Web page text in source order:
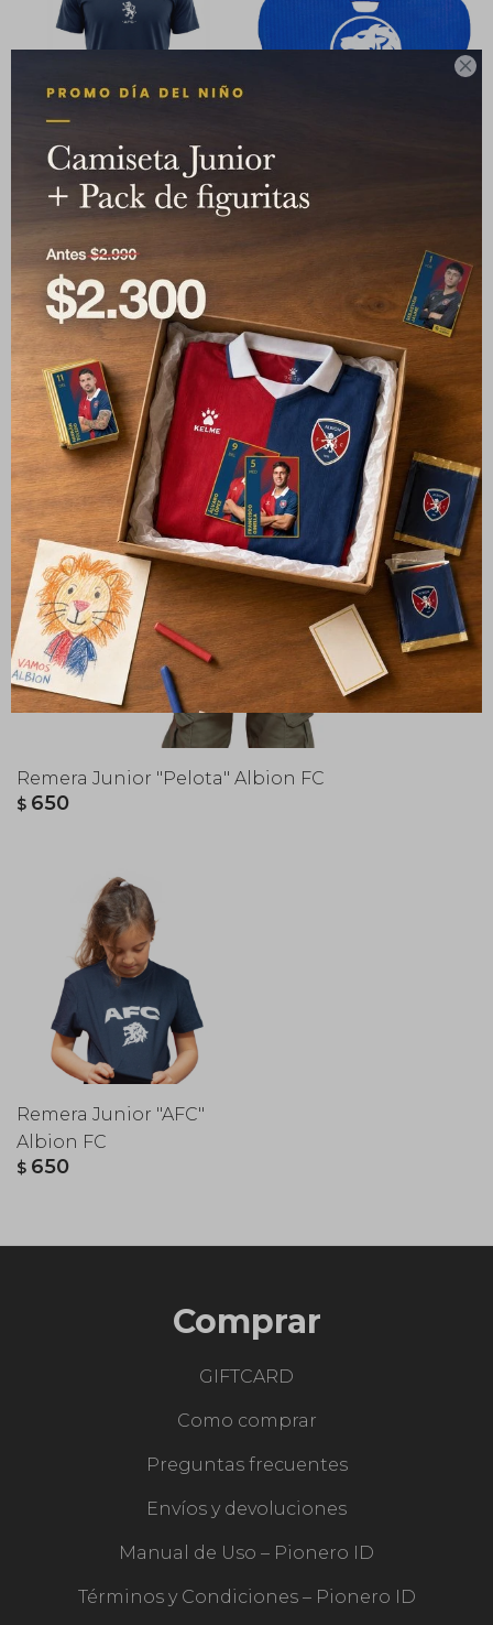

Remera Ascenso 2025
Albion FC
650
Asiento para Cancha
Albion FC - Azul
Remera Junior "Pelota" Albion FC
$ 650
Remera Junior "AFC"
Albion FC
$ 650
Comprar
GIFTCARD
Como comprar
Preguntas frecuentes
Envíos y devoluciones
Manual de Uso – Pionero ID
Términos y Condiciones – Pionero ID